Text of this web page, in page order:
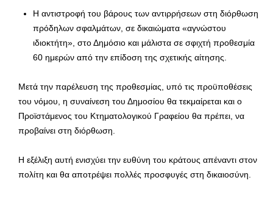
Η αντιστροφή του βάρους των αντιρρήσεων στη διόρθωση
πρόδηλων σφαλμάτων, σε δικαιώματα «αγνώστου
ιδιοκτήτη», στο Δημόσιο και μάλιστα σε σφιχτή προθεσμία
60 ημερών από την επίδοση της σχετικής αίτησης.
Μετά την παρέλευση της προθεσμίας, υπό τις προϋποθέσεις
του νόμου, η συναίνεση του Δημοσίου θα τεκμαίρεται και ο
Προϊστάμενος του Κτηματολογικού Γραφείου θα πρέπει, να
προβαίνει στη διόρθωση.
Η εξέλιξη αυτή ενισχύει την ευθύνη του κράτους απέναντι στον
πολίτη και θα αποτρέψει πολλές προσφυγές στη δικαιοσύνη.